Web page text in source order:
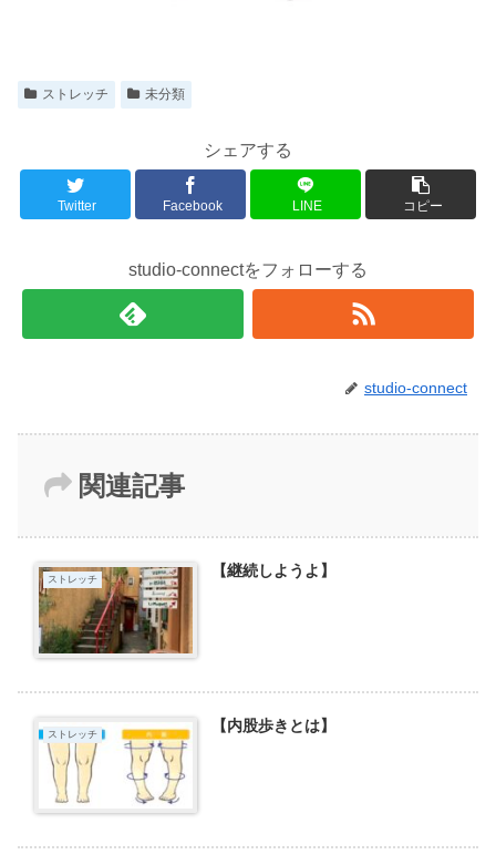
ストレッチ 未分類
シェアする
Twitter Facebook LINE コピー
studio-connectをフォローする
studio-connect
関連記事
ストレッチ 【継続しようよ】
ストレッチ 【内股歩きとは】